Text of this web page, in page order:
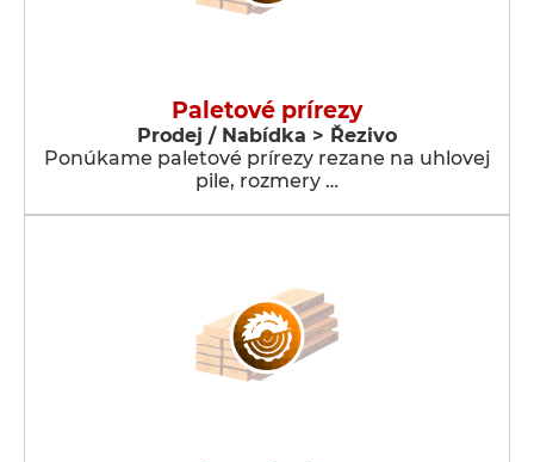
Paletové prírezy
Prodej / Nabídka > Řezivo
Ponúkame paletové prírezy rezane na uhlovej
pile, rozmery …